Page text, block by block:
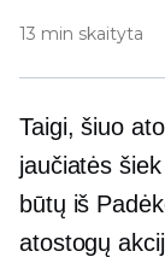
13 min skaityta
Taigi, šiuo
jaučiatės
būtų iš
atostogų